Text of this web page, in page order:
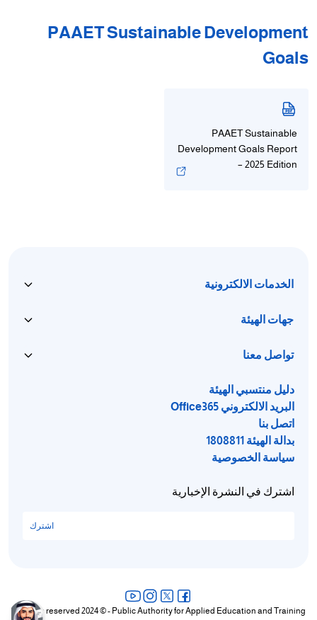
PAAET Sustainable Development
Goals
PAAET Sustainable
Development Goals Report
– 2025 Edition
الخدمات الالكترونية
جهات الهيئة
تواصل معنا
دليل منتسبي الهيئة
البريد الالكتروني Office365
اتصل بنا
بدالة الهيئة 1808811
سياسة الخصوصية
اشترك في النشرة الإخبارية
اشترك
All rights reserved 2024 © - Public Authority for Applied Education and Training